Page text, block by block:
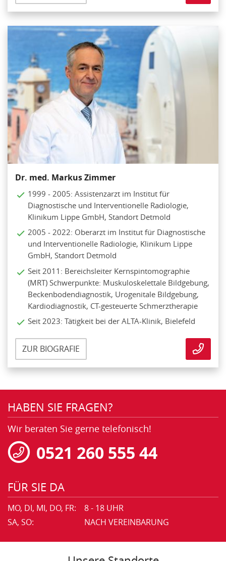
Dr. med. Markus Zimmer
1999 - 2005: Assistenzarzt im Institut für
Diagnostische und Interventionelle Radiologie,
Klinikum Lippe GmbH, Standort Detmold
2005 - 2022: Oberarzt im Institut für Diagnostische
und Interventionelle Radiologie, Klinikum Lippe
GmbH, Standort Detmold
Seit 2011: Bereichsleiter Kernspintomographie
(MRT) Schwerpunkte: Muskuloskelettale Bildgebung,
Beckenbodendiagnostik, Urogenitale Bildgebung,
Kardiodiagnostik, CT-gesteuerte Schmerztherapie
Seit 2023: Tätigkeit bei der ALTA-Klinik, Bielefeld
ZUR BIOGRAFIE
HABEN SIE FRAGEN?
Wir beraten Sie gerne telefonisch!
0521 260 555 44
FÜR SIE DA
MO, DI, MI, DO, FR:
8 - 18 UHR
SA, SO:
NACH VEREINBARUNG